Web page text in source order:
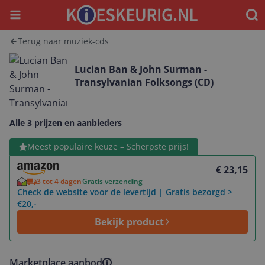
Menu
Terug naar muziek-cds
Lucian Ban & John Surman -
Transylvanian Folksongs (CD)
Alle 3 prijzen en aanbieders
Meest populaire keuze – Scherpste prijs!
€ 23,15
3 tot 4 dagenGratis verzending
Check de website voor de levertijd | Gratis bezorgd >
€20,-
Bekijk product
Bekijk product